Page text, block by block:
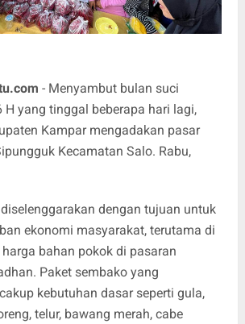
- Menyambut bulan suci
H yang tinggal beberapa hari lagi,
Kampar mengadakan pasar
Kecamatan Salo. Rabu,
dengan tujuan untuk
ekonomi masyarakat, terutama di
bahan pokok di pasaran
Paket sembako yang
kebutuhan dasar seperti gula,
telur, bawang merah, cabe